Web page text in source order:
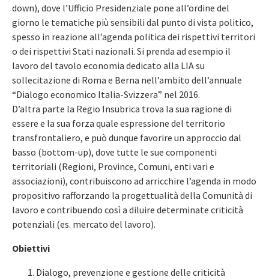
down), dove l’Ufficio Presidenziale pone all’ordine del
giorno le tematiche più sensibili dal punto di vista politico,
spesso in reazione all’agenda politica dei rispettivi territori
o dei rispettivi Stati nazionali. Si prenda ad esempio il
lavoro del tavolo economia dedicato alla LIA su
sollecitazione di Roma e Berna nell’ambito dell’annuale
“Dialogo economico Italia-Svizzera” nel 2016.
D’altra parte la Regio Insubrica trova la sua ragione di
essere e la sua forza quale espressione del territorio
transfrontaliero, e può dunque favorire un approccio dal
basso (bottom-up), dove tutte le sue componenti
territoriali (Regioni, Province, Comuni, enti vari e
associazioni), contribuiscono ad arricchire l’agenda in modo
propositivo rafforzando la progettualità della Comunità di
lavoro e contribuendo così a diluire determinate criticità
potenziali (es. mercato del lavoro).
Obiettivi
Dialogo, prevenzione e gestione delle criticità